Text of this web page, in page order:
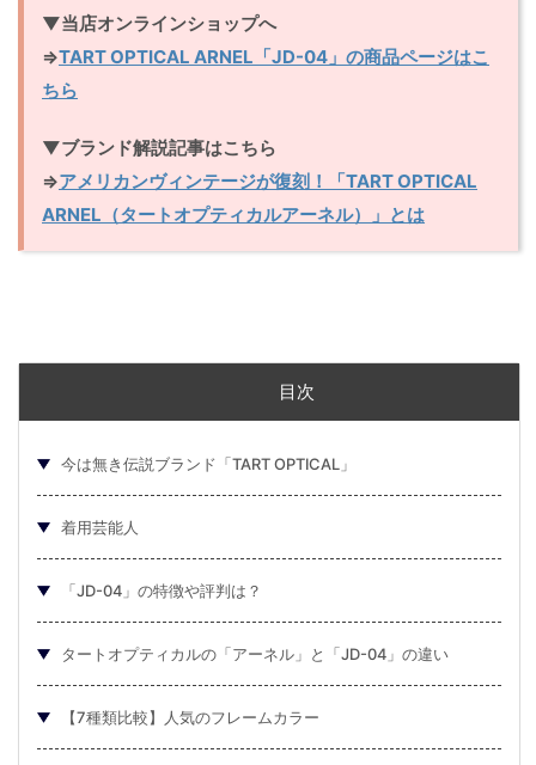
▼当店オンラインショップへ
⇒TART OPTICAL ARNEL「JD-04」の商品ページはこ
ちら
▼ブランド解説記事はこちら
⇒アメリカンヴィンテージが復刻！「TART OPTICAL
ARNEL（タートオプティカルアーネル）」とは
目次
今は無き伝説ブランド「TART OPTICAL」
着用芸能人
「JD-04」の特徴や評判は？
タートオプティカルの「アーネル」と「JD-04」の違い
【7種類比較】人気のフレームカラー